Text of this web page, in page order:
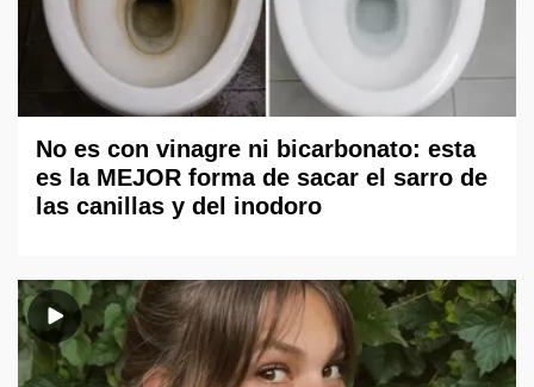
No es con vinagre ni bicarbonato: esta
es la MEJOR forma de sacar el sarro de
las canillas y del inodoro